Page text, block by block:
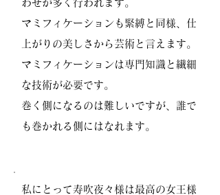
わせが多く行われます。
マミフィケーションも緊縛と同様、仕
上がりの美しさから芸術と言えます。
マミフィケーションは専門知識と繊細
な技術が必要です。
巻く側になるのは難しいですが、誰で
も巻かれる側にはなれます。
私にとって寿吹夜々様は最高の女王様